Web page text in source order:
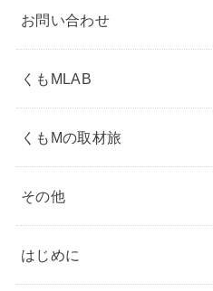
お問い合わせ
くもMLAB
くもMの取材旅
その他
はじめに